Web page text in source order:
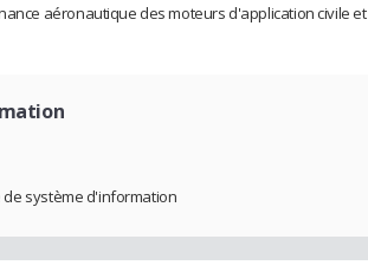
aéronautique des moteurs d'application civile et
de système d'information